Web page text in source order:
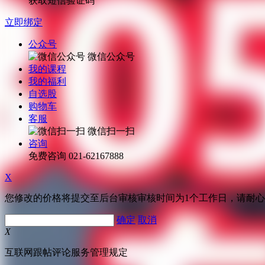
立即绑定
公众号
微信公众号
我的课程
我的福利
自选股
购物车
客服
微信扫一扫
咨询
免费咨询 021-62167888
X
您修改的价格将提交至后台审核审核时间为1个工作日，请耐
确定 取消
X
互联网跟帖评论服务管理规定